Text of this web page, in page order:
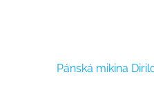
Pánská mikina